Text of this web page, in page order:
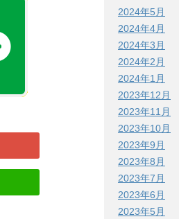
2024年5月
2024年4月
2024年3月
2024年2月
2024年1月
2023年12月
2023年11月
2023年10月
2023年9月
2023年8月
2023年7月
2023年6月
2023年5月